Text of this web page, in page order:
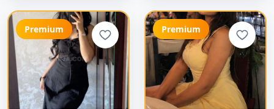
Premium Premium